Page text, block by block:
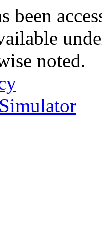
been
noted.